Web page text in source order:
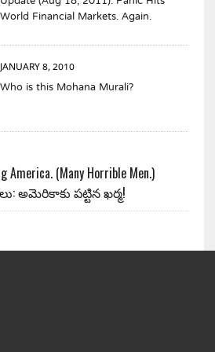
World Financial Markets. Again.
JANUARY 8, 2010
Who is this Mohana Murali?
America. (Many Horrible Men.)
అమెరికాకు పట్టిన ఖర్మ!